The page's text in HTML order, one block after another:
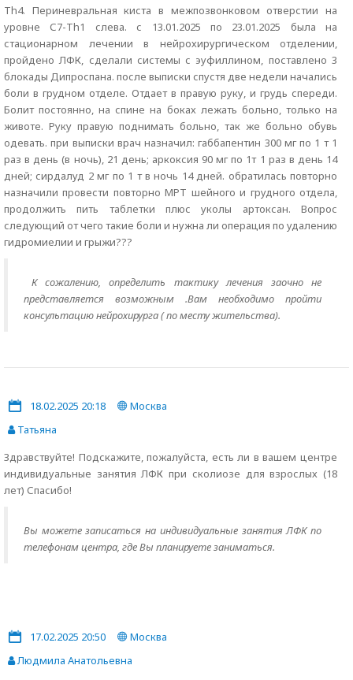
Th4. Периневральная киста в межпозвонковом отверстии на
уровне С7-Th1 слева. с 13.01.2025 по 23.01.2025 была на
стационарном лечении в нейрохирургическом отделении,
пройдено ЛФК, сделали системы с эуфиллином, поставлено 3
блокады Дипроспана. после выписки спустя две недели начались
боли в грудном отделе. Отдает в правую руку, и грудь спереди.
Болит постоянно, на спине на боках лежать больно, только на
животе. Руку правую поднимать больно, так же больно обувь
одевать. при выписки врач назначил: габбапентин 300 мг по 1 т 1
раз в день (в ночь), 21 день; аркоксия 90 мг по 1т 1 раз в день 14
дней; сирдалуд 2 мг по 1 т в ночь 14 дней. обратилась повторно
назначили провести повторно МРТ шейного и грудного отдела,
продолжить пить таблетки плюс уколы артоксан. Вопрос
следующий от чего такие боли и нужна ли операция по удалению
гидромиелии и грыжи???
К сожалению, определить тактику лечения заочно не
представляется возможным .Вам необходимо пройти
консультацию нейрохирурга ( по месту жительства).
18.02.2025 20:18
Москва
Татьяна
Здравствуйте! Подскажите, пожалуйста, есть ли в вашем центре
индивидуальные занятия ЛФК при сколиозе для взрослых (18
лет) Спасибо!
Вы можете записаться на индивидуальные занятия ЛФК по
телефонам центра, где Вы планируете заниматься.
17.02.2025 20:50
Москва
Людмила Анатольевна